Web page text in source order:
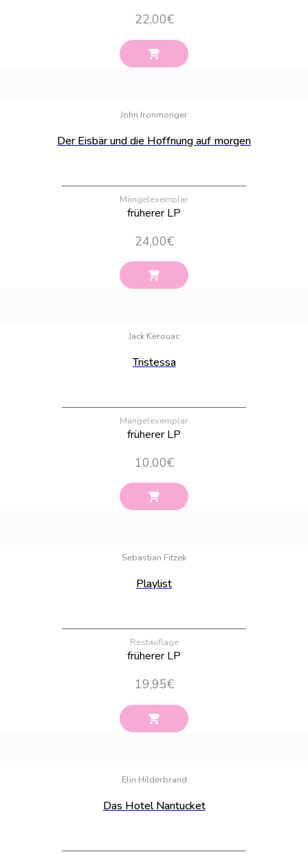
22,00€
John Ironmonger
Der Eisbär und die Hoffnung auf morgen
Mängelexemplar
früherer LP
24,00€
Jack Kerouac
Tristessa
Mängelexemplar
früherer LP
10,00€
Sebastian Fitzek
Playlist
Restauflage
früherer LP
19,95€
Elin Hilderbrand
Das Hotel Nantucket